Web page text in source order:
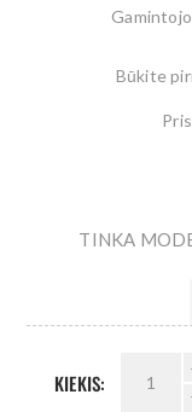
Būkite
TINKA
KIEKIS: